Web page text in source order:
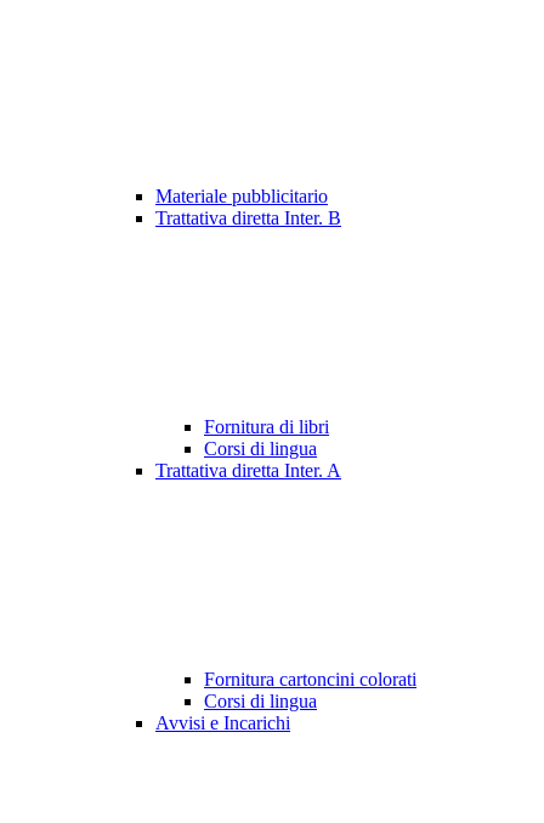
Materiale pubblicitario
Trattativa diretta Inter. B
Fornitura di libri
Corsi di lingua
Trattativa diretta Inter. A
Fornitura cartoncini colorati
Corsi di lingua
Avvisi e Incarichi